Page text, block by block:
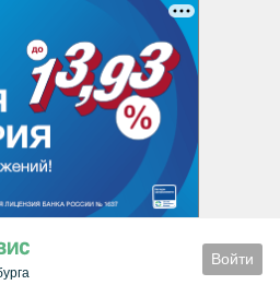
Войти